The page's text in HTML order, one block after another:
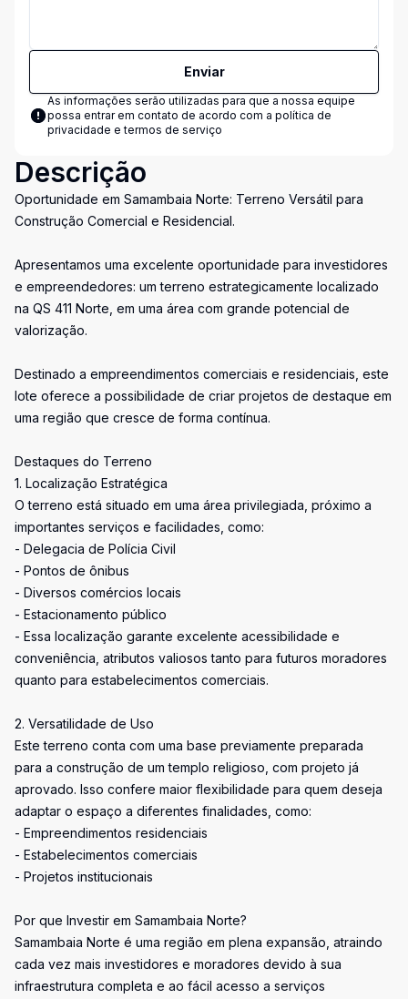
Enviar
As informações serão utilizadas para que a nossa equipe
possa entrar em contato de acordo com a política de
privacidade e termos de serviço
Descrição
Oportunidade em Samambaia Norte: Terreno Versátil para
Construção Comercial e Residencial.
Apresentamos uma excelente oportunidade para investidores
e empreendedores: um terreno estrategicamente localizado
na QS 411 Norte, em uma área com grande potencial de
valorização.
Destinado a empreendimentos comerciais e residenciais, este
lote oferece a possibilidade de criar projetos de destaque em
uma região que cresce de forma contínua.
Destaques do Terreno
1. Localização Estratégica
O terreno está situado em uma área privilegiada, próximo a
importantes serviços e facilidades, como:
- Delegacia de Polícia Civil
- Pontos de ônibus
- Diversos comércios locais
- Estacionamento público
- Essa localização garante excelente acessibilidade e
conveniência, atributos valiosos tanto para futuros moradores
quanto para estabelecimentos comerciais.
2. Versatilidade de Uso
Este terreno conta com uma base previamente preparada
para a construção de um templo religioso, com projeto já
aprovado. Isso confere maior flexibilidade para quem deseja
adaptar o espaço a diferentes finalidades, como:
- Empreendimentos residenciais
- Estabelecimentos comerciais
- Projetos institucionais
Por que Investir em Samambaia Norte?
Samambaia Norte é uma região em plena expansão, atraindo
cada vez mais investidores e moradores devido à sua
infraestrutura completa e ao fácil acesso a serviços